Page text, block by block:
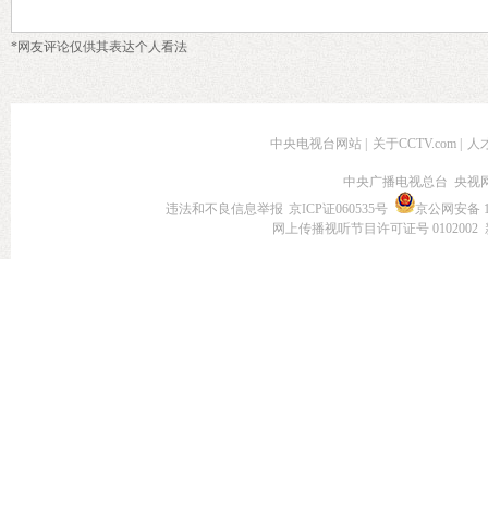
*网友评论仅供其表达个人看法
中央电视台网站 关于CCTV.com 人
中央广播电视总台 央视
违法和不良信息举报 京ICP证060535号
京公网安备
网上传播视听节目许可证号 0102002